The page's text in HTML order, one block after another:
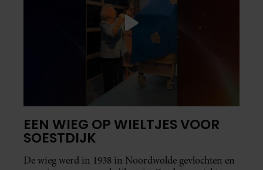
EEN WIEG OP WIELTJES VOOR
SOESTDIJK
De wieg werd in 1938 in Noordwolde gevlochten en